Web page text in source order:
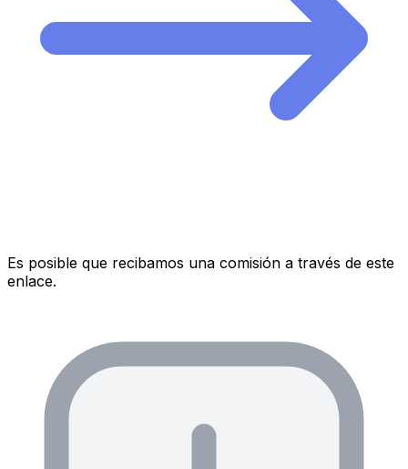
Es posible que recibamos una comisión a través de este
enlace.